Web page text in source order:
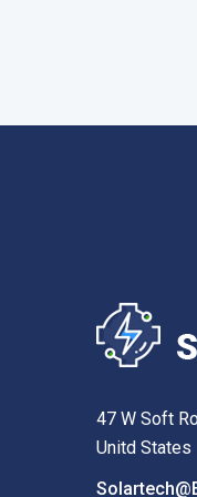
47 W Soft
Unitd States